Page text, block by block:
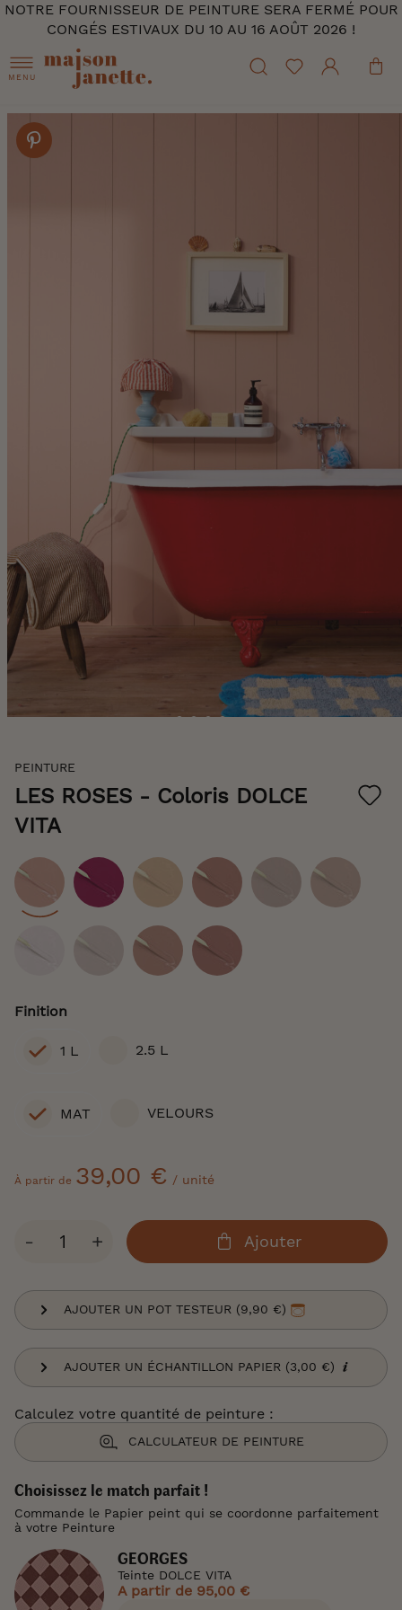
NOTRE FOURNISSEUR DE PEINTURE SERA FERMÉ POUR
CONGÉS ESTIVAUX DU 10 AU 16 AOÛT 2026 !
MENU
PEINTURE
LES ROSES - Coloris DOLCE
VITA
Coloris
Finition
1 L 2.5 L
MAT VELOURS
À partir de 39,00 € / unité
Qté
- + Ajouter
AJOUTER UN POT TESTEUR (9,90 €)
AJOUTER UN ÉCHANTILLON PAPIER (3,00 €)
Calculez votre quantité de peinture :
CALCULATEUR DE PEINTURE
Choisissez le match parfait !
Commande le Papier peint qui se coordonne parfaitement
à votre Peinture
GEORGES
Teinte DOLCE VITA
A partir de 95,00 €
Skip
the
the
beginning
the
images
gallery